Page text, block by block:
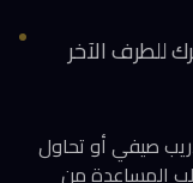
للطرف الآخر
صيفي أو تحاول
المساعدة من